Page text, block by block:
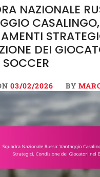
NAZIONALE
CASALINGO,
DEI
03/02/2026 BY